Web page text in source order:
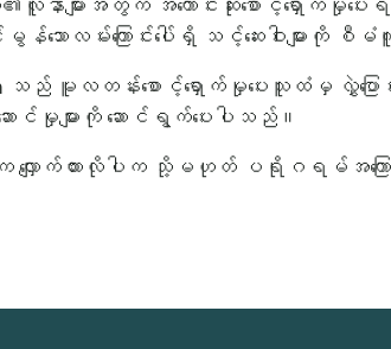
ျားအတွက် အကောင်းဆုံးစောင့်ရှောက်မှုပေ
သောလမ်းကြောင်းပေါ်ရှိ သင့်ဆေးဝါးများကို စီ
သည် မူလတန်းစောင့်ရှောက်မှုပေးသူထံမှ လွှဲပြ
င်မှုများကို ဆောင်ရွက်ပေးပါသည်။
က်ထားလိုပါက သို့မဟုတ် ပရိုဂရမ်အကြေ